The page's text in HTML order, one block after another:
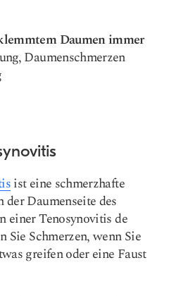
Daumen immer
Daumenschmerzen
ist eine schmerzhafte
der Daumenseite des
einer Tenosynovitis de
Sie Schmerzen, wenn Sie
greifen oder eine Faust